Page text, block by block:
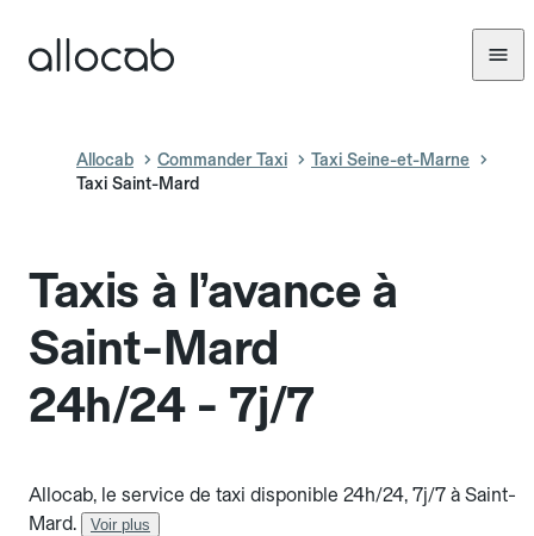
Allocab Commander Taxi
Taxi Seine-et-Marne
Taxi Saint-Mard
Taxis à l’avance à
Saint-Mard
24h/24 - 7j/7
Allocab, le service de taxi disponible 24h/24, 7j/7 à Saint-
Mard.
Voir plus